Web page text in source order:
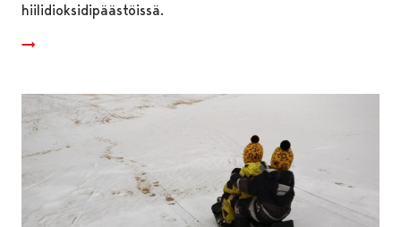
hiilidioksidipäästöissä.